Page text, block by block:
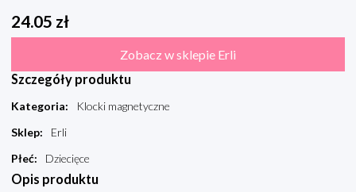
24.05 zł
Zobacz w sklepie Erli
Szczegóły produktu
Kategoria:
Klocki magnetyczne
Sklep:
Erli
Płeć: Dziecięce
Opis produktu